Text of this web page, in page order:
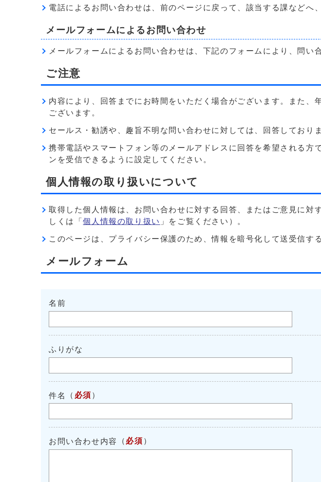
電話によるお問い合わせは、前のページに戻って、該当する課などへ
メールフォームによるお問い合わせ
メールフォームによるお問い合わせは、下記のフォームにより、問い
ご注意
内容により、回答までにお時間をいただく場合がございます。また
ございます。
セールス・勧誘や、趣旨不明な問い合わせに対しては、回答しており
携帯電話やスマートフォン等のメールアドレスに回答を希望される
ンを受信できるように設定してください。
個人情報の取り扱いについて
取得した個人情報は、お問い合わせに対する回答、またはご意見に
しくは「個人情報の取り扱い 」をご覧ください）。
このページは、プライバシー保護のため、情報を暗号化して送受信
メールフォーム
名前
ふりがな
件名 （ 必須 ）
お問い合わせ内容 （ 必須 ）